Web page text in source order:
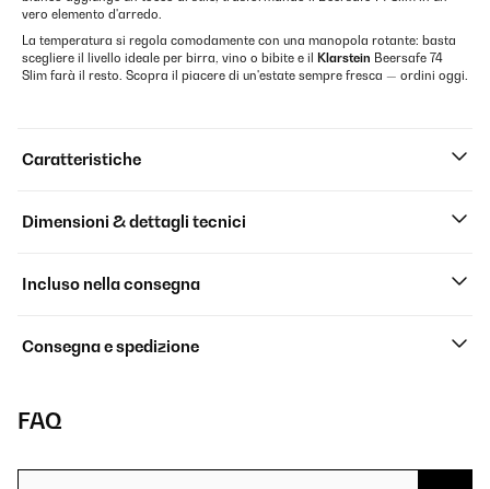
vero elemento d'arredo.
La temperatura si regola comodamente con una manopola rotante: basta
scegliere il livello ideale per birra, vino o bibite e il
Klarstein Beersafe 74
Slim farà il resto. Scopra il piacere di un'estate sempre fresca — ordini oggi.
Caratteristiche
Dimensioni & dettagli tecnici
Incluso nella consegna
Consegna e spedizione
FAQ